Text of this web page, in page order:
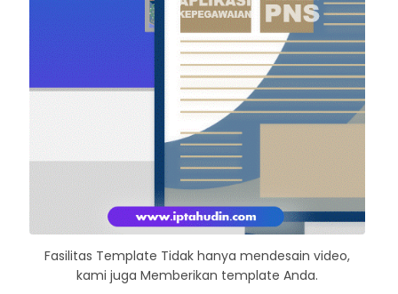
Fasilitas Template Tidak hanya mendesain video,
kami juga Memberikan template Anda.